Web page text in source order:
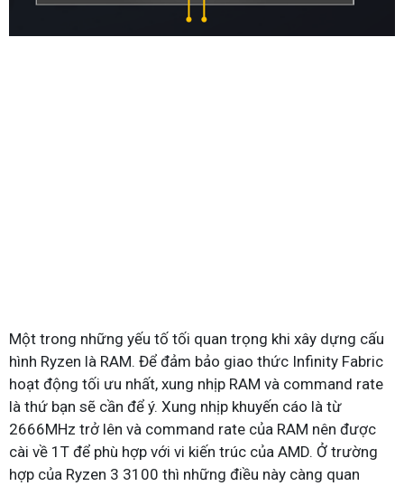
Một trong những yếu tố tối quan trọng khi xây dựng cấu
hình Ryzen là RAM. Để đảm bảo giao thức Infinity Fabric
hoạt động tối ưu nhất, xung nhịp RAM và command rate
là thứ bạn sẽ cần để ý. Xung nhịp khuyến cáo là từ
2666MHz trở lên và command rate của RAM nên được
cài về 1T để phù hợp với vi kiến trúc của AMD. Ở trường
hợp của Ryzen 3 3100 thì những điều này càng quan